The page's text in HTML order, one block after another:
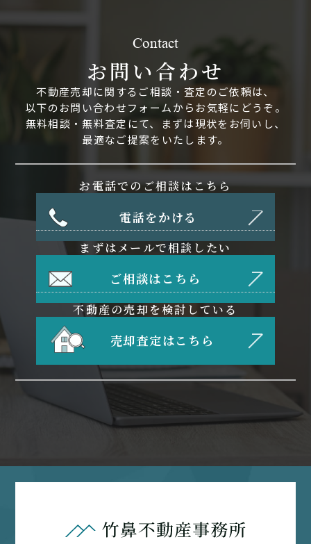
Contact
お問い合わせ
不動産売却に関するご相談・査定のご依頼は、
以下のお問い合わせフォームからお気軽にどうぞ。
無料相談・無料査定にて、まずは現状をお伺いし、
最適なご提案をいたします。
お電話でのご相談はこちら
電話をかける
まずはメールで相談したい
ご相談はこちら
不動産の売却を検討している
売却査定はこちら